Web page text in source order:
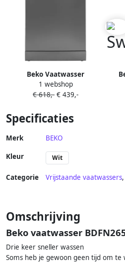
Beko Vaatwasser
BDFN26520XQ | Vrijstaande
vaatwassers |
| 8690842437427
1 webshop
€ 618,- € 439,-
Specificaties
Merk BEKO
Kleur Wit
Categorie Vrijstaande vaatwassers,
Omschrijving
Beko vaatwasser
Drie keer sneller wassen
Soms heb je gewoon geen tijd om